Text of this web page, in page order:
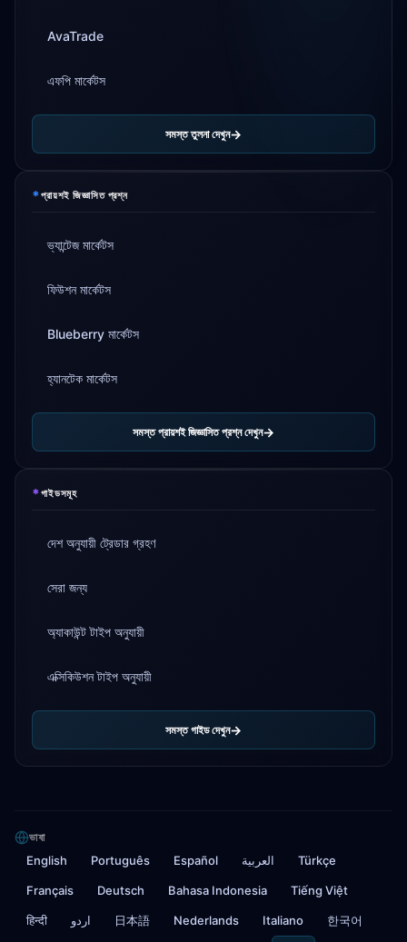
AvaTrade
এফপি মার্কেটস
সমস্ত তুলনা দেখুন
*প্রায়শই জিজ্ঞাসিত প্রশ্ন
ভ্যান্টেজ মার্কেটস
ফিউশন মার্কেটস
Blueberry মার্কেটস
হ্যানটেক মার্কেটস
সমস্ত প্রায়শই জিজ্ঞাসিত প্রশ্ন দেখুন
*গাইডসমূহ
দেশ অনুযায়ী ট্রেডার গ্রহণ
সেরা জন্য
অ্যাকাউন্ট টাইপ অনুযায়ী
এক্সিকিউশন টাইপ অনুযায়ী
সমস্ত গাইড দেখুন
ভাষা
English Português Español العربية Türkçe
Français Deutsch Bahasa Indonesia Tiếng Việt
हिन्दी اردو 日本語 Nederlands Italiano 한국어